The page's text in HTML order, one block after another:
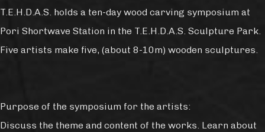
T.E.H.D.A.S. holds a ten-day wood carving symposium at
Pori Shortwave Station in the T.E.H.D.A.S. Sculpture Park.
Five artists make five, (about 8-10m) wooden sculptures.
Purpose of the symposium for the artists:
Discuss the theme and content of the works. Learn about